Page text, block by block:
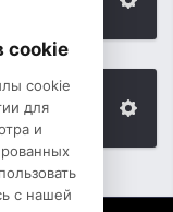
cookie
cookie
для
и
с нашей